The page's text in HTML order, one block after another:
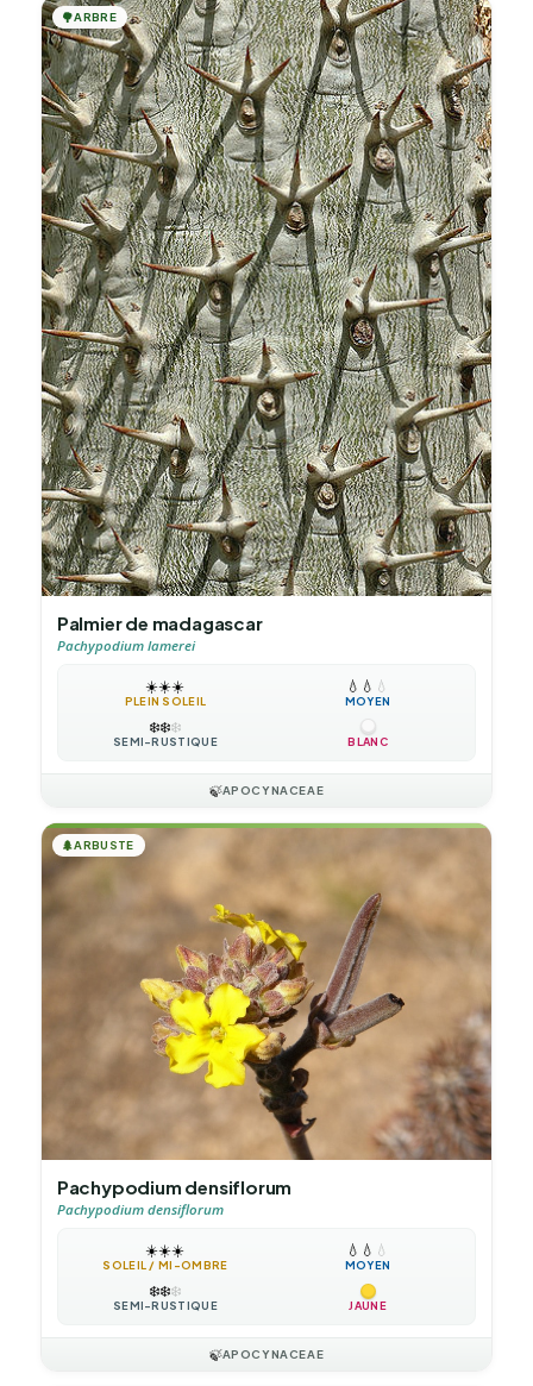
🌳ARBRE
Palmier de madagascar
Pachypodium lamerei
☀️☀️☀️
PLEIN SOLEIL
💧 💧 💧
MOYEN
❄️❄️❄️
SEMI-RUSTIQUE BLANC
🍃APOCYNACEAE
🌲ARBUSTE
Pachypodium densiflorum
Pachypodium densiflorum
☀️☀️☀️
SOLEIL / MI-OMBRE
💧 💧 💧
MOYEN
❄️❄️❄️
SEMI-RUSTIQUE JAUNE
🍃APOCYNACEAE